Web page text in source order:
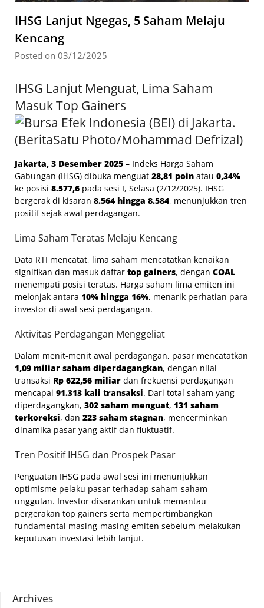
IHSG Lanjut Ngegas, 5 Saham Melaju
Kencang
Posted on 03/12/2025
IHSG Lanjut Menguat, Lima Saham
Masuk Top Gainers
Jakarta, 3 Desember 2025 – Indeks Harga Saham
Gabungan (IHSG) dibuka menguat 28,81 poin atau 0,34%
ke posisi 8.577,6 pada sesi I, Selasa (2/12/2025). IHSG
bergerak di kisaran 8.564 hingga 8.584, menunjukkan tren
positif sejak awal perdagangan.
Lima Saham Teratas Melaju Kencang
Data RTI mencatat, lima saham mencatatkan kenaikan
signifikan dan masuk daftar top gainers, dengan COAL
menempati posisi teratas. Harga saham lima emiten ini
melonjak antara 10% hingga 16%, menarik perhatian para
investor di awal sesi perdagangan.
Aktivitas Perdagangan Menggeliat
Dalam menit-menit awal perdagangan, pasar mencatatkan
1,09 miliar saham diperdagangkan, dengan nilai
transaksi Rp 622,56 miliar dan frekuensi perdagangan
mencapai 91.313 kali transaksi. Dari total saham yang
diperdagangkan, 302 saham menguat, 131 saham
terkoreksi, dan 223 saham stagnan, mencerminkan
dinamika pasar yang aktif dan fluktuatif.
Tren Positif IHSG dan Prospek Pasar
Penguatan IHSG pada awal sesi ini menunjukkan
optimisme pelaku pasar terhadap saham-saham
unggulan. Investor disarankan untuk memantau
pergerakan top gainers serta mempertimbangkan
fundamental masing-masing emiten sebelum melakukan
keputusan investasi lebih lanjut.
Archives